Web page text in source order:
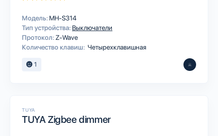
Модель: MH-S314
Тип устройства: Выключатели
Протокол: Z-Wave
Количество клавиш: Четырехклавишная
1
TUYA
TUYA Zigbee dimmer